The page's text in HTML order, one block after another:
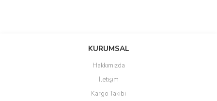
Bu ürüne ilk yorumu siz yapın!
Yorum Yaz
Ürün resmi kalitesiz, bozuk veya görüntülenemiyor.
Ürün açıklamasında eksik bilgiler bulunuyor.
KURUMSAL
Hakkımızda
İletişim
Kargo Takibi